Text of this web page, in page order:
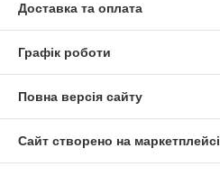
Доставка та оплата
Графік роботи
Повна версія сайту
Сайт створено на маркетплейсі